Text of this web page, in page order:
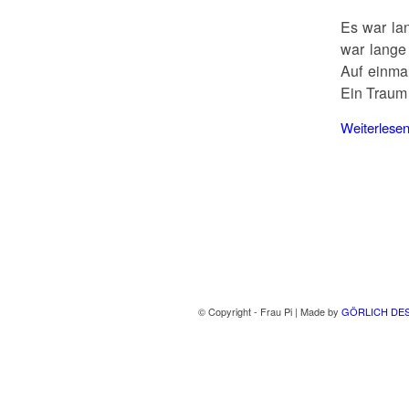
Es war
war
Auf
Ein
Weiterlesen
© Copyright - Frau Pi | Made by GÖRLICH